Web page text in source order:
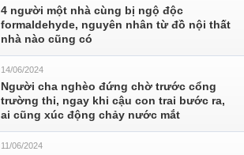
4 người một nhà cùng bị ngộ độc
formaldehyde, nguyên nhân từ đồ nội thất
nhà nào cũng có
14/06/2024
Người cha nghèo đứng chờ trước cổng
trường thi, ngay khi cậu con trai bước ra,
ai cũng xúc động chảy nước mắt
11/06/2024